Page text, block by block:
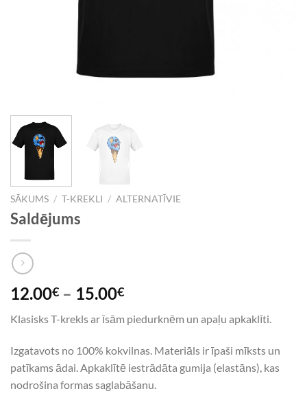
SĀKUMS / T-KREKLI / ALTERNATĪVIE
Saldējums
12.00€ – 15.00€
Klasisks T-krekls ar īsām piedurknēm un apaļu apkaklīti.
Izgatavots no 100% kokvilnas. Materiāls ir īpaši mīksts un
patīkams ādai. Apkaklītē iestrādāta gumija (elastāns), kas
nodrošina formas saglabāšanu.